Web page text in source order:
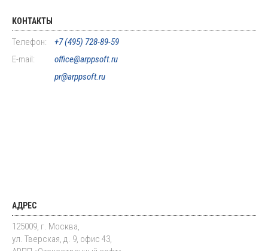
КОНТАКТЫ
Телефон:
+7 (495) 728-89-59
E-mail:
office@arppsoft.ru
pr@arppsoft.ru
АДРЕС
125009, г. Москва,
ул. Тверская, д. 9, офис 43,